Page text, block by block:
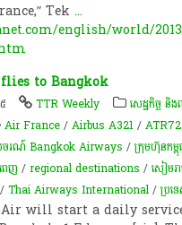
Tek...
english/world/
to Bangkok
TTR Weekly សេដ្ឋកិច្ច និ
Air France /Airbus A321 /
ចរណ៍ Bangkok Airways /ក្រុមហ៊ុនកម្ពុ
េញ /regional destinations /សៀមរ
/Thai Airways International /ប្រទ
will start a daily